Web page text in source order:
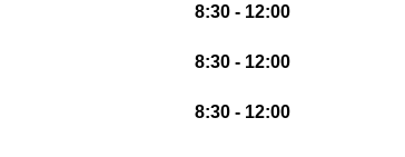
8:30 - 12:00
8:30 - 12:00
8:30 - 12:00